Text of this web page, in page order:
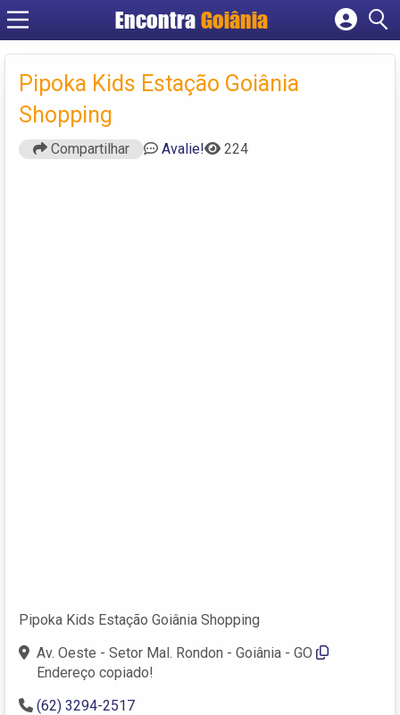
Encontra Goiânia
Cadastrar empresa
Fazer login
Criar conta
Pipoka Kids Estação Goiânia
Shopping
Compartilhar Avalie! 224
Pipoka Kids Estação Goiânia Shopping
Av. Oeste - Setor Mal. Rondon - Goiânia - GO
Endereço copiado!
(62) 3294-2517